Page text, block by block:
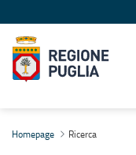
Homepage Ricerca